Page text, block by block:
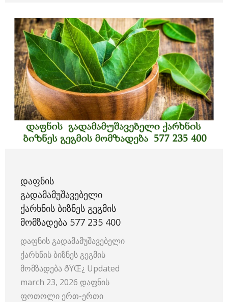
ᲓᲐᲤᲜᲘᲡ
ᲒᲐᲓᲐᲛᲐᲛᲣᲨᲐᲕᲔᲑᲔᲚᲘ
ᲥᲐᲠᲮᲜᲘᲡ ᲑᲘᲖᲜᲔᲡ ᲒᲔᲒᲛᲘᲡ
ᲛᲝᲛᲖᲐᲓᲔᲑᲐ 577 235 400
დაფნის გადამამუშავებელი
ქარხნის ბიზნეს გეგმის
მომზადება ðŸŒ¿ Updated
march 23, 2026 დაფნის
ფოთოლი ერთ-ერთი